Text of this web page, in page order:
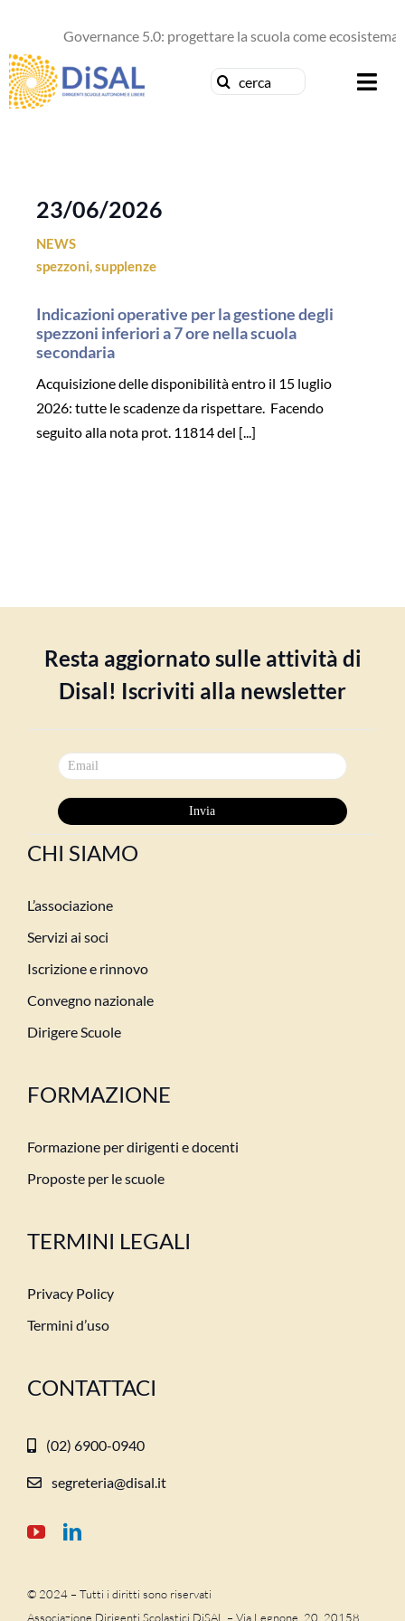
contenuto
Governance 5.0: progettare la scuola come ecosistema
Cerca
Formazione
Pubblicazioni
Contattaci
23/06/2026
NEWS
spezzoni,supplenze
Indicazioni operative per la gestione degli
spezzoni inferiori a 7 ore nella scuola
secondaria
Acquisizione delle disponibilità entro il 15 luglio
2026: tutte le scadenze da rispettare. Facendo
seguito alla nota prot. 11814 del [...]
Resta aggiornato sulle attività di
Disal! Iscriviti alla newsletter
CHI SIAMO
L’associazione
Servizi ai soci
Iscrizione e rinnovo
Convegno nazionale
Dirigere Scuole
FORMAZIONE
Formazione per dirigenti e docenti
Proposte per le scuole
TERMINI LEGALI
Privacy Policy
Termini d’uso
CONTATTACI
(02) 6900-0940
segreteria@disal.it
© 2024 – Tutti i diritti sono riservati
Associazione Dirigenti Scolastici DiSAL – Via Legnone, 20 20158